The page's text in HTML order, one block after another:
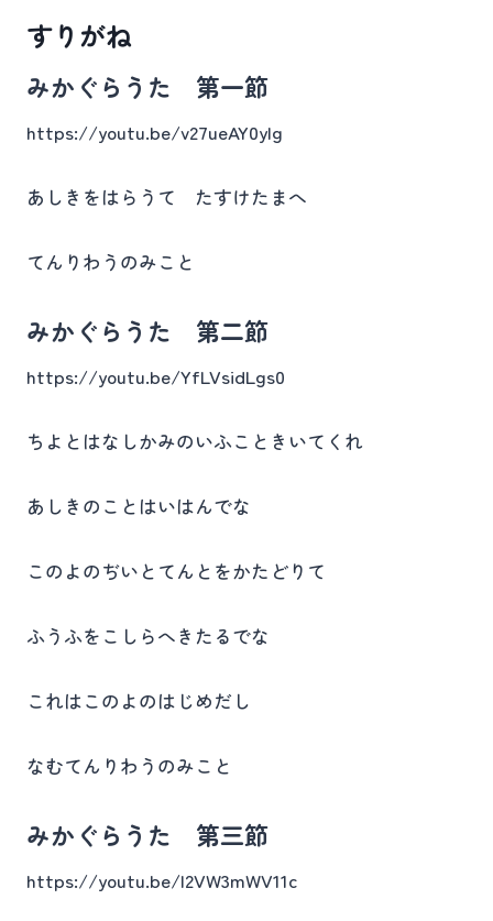
すりがね
みかぐらうた 第一節
https://youtu.be/v27ueAY0yIg
あしきをはらうて たすけたまへ
てんりわうのみこと
みかぐらうた 第二節
https://youtu.be/YfLVsidLgs0
ちよとはなしかみのいふこときいてくれ
あしきのことはいはんでな
このよのぢいとてんとをかたどりて
ふうふをこしらへきたるでな
これはこのよのはじめだし
なむてんりわうのみこと
みかぐらうた 第三節
https://youtu.be/I2VW3mWV11c